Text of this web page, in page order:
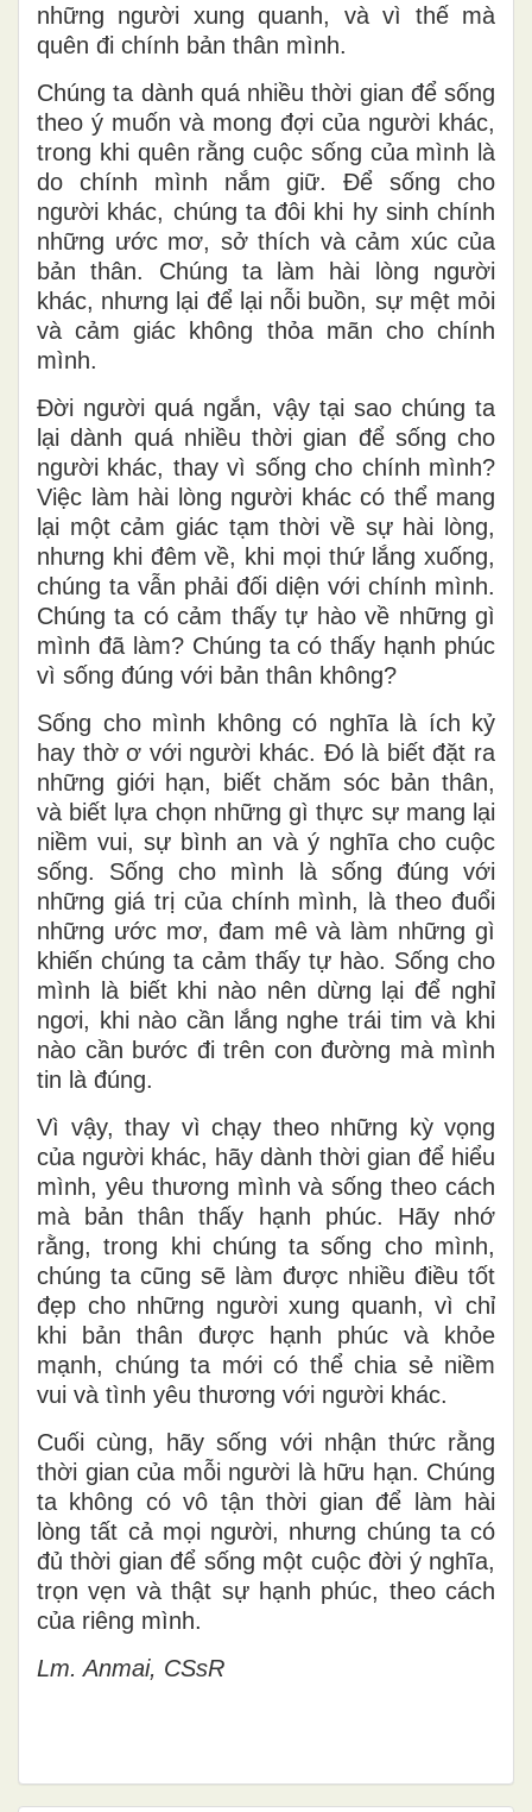
những người xung quanh, và vì thế mà
quên đi chính bản thân mình.
Chúng ta dành quá nhiều thời gian để sống
theo ý muốn và mong đợi của người khác,
trong khi quên rằng cuộc sống của mình là
do chính mình nắm giữ. Để sống cho
người khác, chúng ta đôi khi hy sinh chính
những ước mơ, sở thích và cảm xúc của
bản thân. Chúng ta làm hài lòng người
khác, nhưng lại để lại nỗi buồn, sự mệt mỏi
và cảm giác không thỏa mãn cho chính
mình.
Đời người quá ngắn, vậy tại sao chúng ta
lại dành quá nhiều thời gian để sống cho
người khác, thay vì sống cho chính mình?
Việc làm hài lòng người khác có thể mang
lại một cảm giác tạm thời về sự hài lòng,
nhưng khi đêm về, khi mọi thứ lắng xuống,
chúng ta vẫn phải đối diện với chính mình.
Chúng ta có cảm thấy tự hào về những gì
mình đã làm? Chúng ta có thấy hạnh phúc
vì sống đúng với bản thân không?
Sống cho mình không có nghĩa là ích kỷ
hay thờ ơ với người khác. Đó là biết đặt ra
những giới hạn, biết chăm sóc bản thân,
và biết lựa chọn những gì thực sự mang lại
niềm vui, sự bình an và ý nghĩa cho cuộc
sống. Sống cho mình là sống đúng với
những giá trị của chính mình, là theo đuổi
những ước mơ, đam mê và làm những gì
khiến chúng ta cảm thấy tự hào. Sống cho
mình là biết khi nào nên dừng lại để nghỉ
ngơi, khi nào cần lắng nghe trái tim và khi
nào cần bước đi trên con đường mà mình
tin là đúng.
Vì vậy, thay vì chạy theo những kỳ vọng
của người khác, hãy dành thời gian để hiểu
mình, yêu thương mình và sống theo cách
mà bản thân thấy hạnh phúc. Hãy nhớ
rằng, trong khi chúng ta sống cho mình,
chúng ta cũng sẽ làm được nhiều điều tốt
đẹp cho những người xung quanh, vì chỉ
khi bản thân được hạnh phúc và khỏe
mạnh, chúng ta mới có thể chia sẻ niềm
vui và tình yêu thương với người khác.
Cuối cùng, hãy sống với nhận thức rằng
thời gian của mỗi người là hữu hạn. Chúng
ta không có vô tận thời gian để làm hài
lòng tất cả mọi người, nhưng chúng ta có
đủ thời gian để sống một cuộc đời ý nghĩa,
trọn vẹn và thật sự hạnh phúc, theo cách
của riêng mình.
Lm. Anmai, CSsR